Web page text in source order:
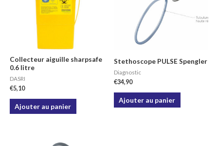
Collecteur aiguille sharpsafe
0.6 litre
DASRI
€5,10
Ajouter au panier
Stethoscope PULSE Spengler
Diagnostic
€34,90
Ajouter au panier